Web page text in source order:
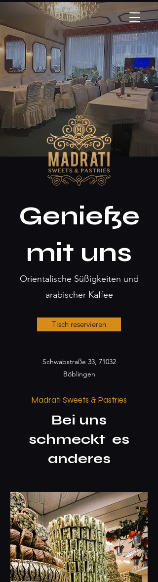
Genieße
mit uns
Orientalische Süßigkeiten und
arabischer Kaffee
Tisch reservieren
Schwabstraße 33, 71032
Böblingen
Madrati Sweets & Pastries
Bei uns
schmeckt es
anderes